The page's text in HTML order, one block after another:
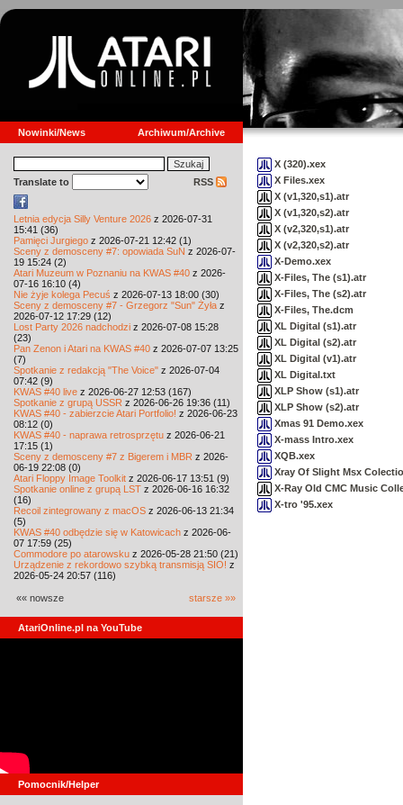
Nowinki/News Archiwum/Archive
Translate to RSS
Letnia edycja Silly Venture 2026 z 2026-07-31
15:41 (36)
Pamięci Jurgiego z 2026-07-21 12:42 (1)
Sceny z demosceny #7: opowiada SuN z 2026-07-
19 15:24 (2)
Atari Muzeum w Poznaniu na KWAS #40 z 2026-
07-16 16:10 (4)
Nie żyje kolega Pecuś z 2026-07-13 18:00 (30)
Sceny z demosceny #7 - Grzegorz "Sun" Żyła z
2026-07-12 17:29 (12)
Lost Party 2026 nadchodzi z 2026-07-08 15:28
(23)
Pan Zenon i Atari na KWAS #40 z 2026-07-07 13:25
(7)
Spotkanie z redakcją "The Voice" z 2026-07-04
07:42 (9)
KWAS #40 live z 2026-06-27 12:53 (167)
Spotkanie z grupą USSR z 2026-06-26 19:36 (11)
KWAS #40 - zabierzcie Atari Portfolio! z 2026-06-23
08:12 (0)
KWAS #40 - naprawa retrosprzętu z 2026-06-21
17:15 (1)
Sceny z demosceny #7 z Bigerem i MBR z 2026-
06-19 22:08 (0)
Atari Floppy Image Toolkit z 2026-06-17 13:51 (9)
Spotkanie online z grupą LST z 2026-06-16 16:32
(16)
Recoil zintegrowany z macOS z 2026-06-13 21:34
(5)
KWAS #40 odbędzie się w Katowicach z 2026-06-
07 17:59 (25)
Commodore po atarowsku z 2026-05-28 21:50 (21)
Urządzenie z rekordowo szybką transmisją SIO! z
2026-05-24 20:57 (116)
«« nowsze starsze »»
AtariOnline.pl na YouTube
Pomocnik/Helper
X (320).xex
X Files.xex
X (v1,320,s1).atr
X (v1,320,s2).atr
X (v2,320,s1).atr
X (v2,320,s2).atr
X-Demo.xex
X-Files, The (s1).atr
X-Files, The (s2).atr
X-Files, The.dcm
XL Digital (s1).atr
XL Digital (s2).atr
XL Digital (v1).atr
XL Digital.txt
XLP Show (s1).atr
XLP Show (s2).atr
Xmas 91 Demo.xex
X-mass Intro.xex
XQB.xex
Xray Of Slight Msx
X-Ray Old CMC Music
X-tro '95.xex